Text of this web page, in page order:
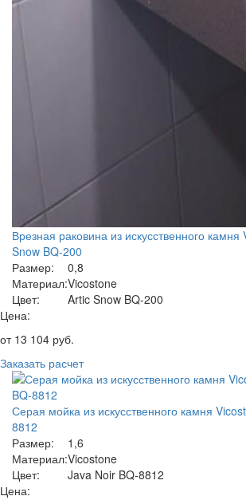
Врезная раковина из искусственного
Snow BQ-200
Размер:
0,8
Материал:Vicostone
Цвет:
Artic Snow BQ-200
Цена:
от 13 104 руб.
Заказать расчет
Серая мойка из искусственного камня
8812
Размер:
1,6
Материал:Vicostone
Цвет:
Java Noir BQ-8812
Цена: